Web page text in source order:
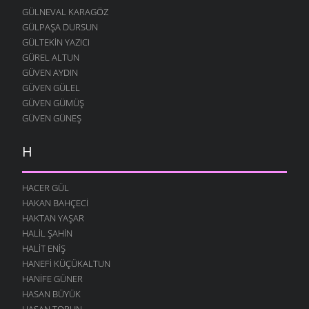
BU KADERSIZ
1 NISAN 2008
KURŞUNLAR BENI
27 MART 2008
GECELERI ÖZLEMIŞIM
26 MART 2008
KAPI KOLLARI
TÜKENIR ŞIMDI
24 MART 2008
YAZIK ETMIŞIM
22 MART 2008
KANAMIŞ YÜREK YARASI
19 MART 2008
HARAM ETTILER
19 MART 2008
HASRET GIBIYIM
GÜLNEVAL KARAGÖZ
GÜLPAŞA DURSUN
GÜLTEKIN YAZICI
GÜREL ALTUN
GÜVEN AYDIN
GÜVEN GÜLEL
GÜVEN GÜMÜŞ
GÜVEN GÜNEŞ
H
HACER GÜL
HAKAN BAHÇECI
HAKTAN YAŞAR
HALIL ŞAHIN
HALIT ENIŞ
HANEFI KÜÇÜKALTUN
HANIFE GÜNER
HASAN BÜYÜK